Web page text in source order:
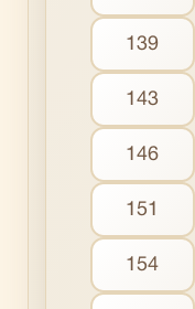
139
143
146
151
154